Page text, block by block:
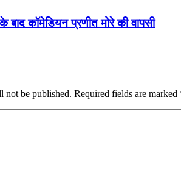
के बाद कॉमेडियन प्रणीत मोरे की वापसी
not be published. Required fields are marked